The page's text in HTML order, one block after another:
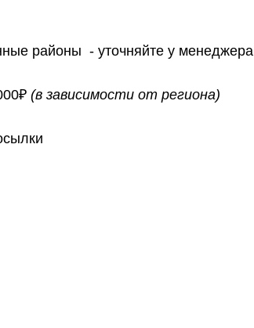
районы - уточняйте у менеджера
(в зависимости от региона)